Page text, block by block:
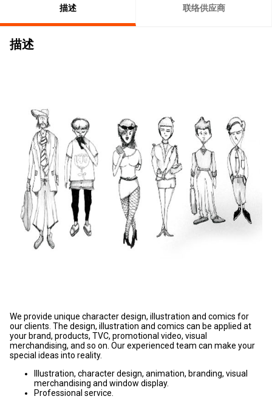
描述 联络供应商
描述
We provide unique character design, illustration and comics for
our clients. The design, illustration and comics can be applied at
your brand, products, TVC, promotional video, visual
merchandising, and so on. Our experienced team can make your
special ideas into reality.
Illustration, character design, animation, branding, visual
merchandising and window display.
Professional service.